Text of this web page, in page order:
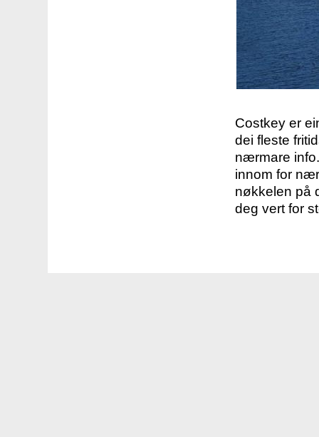
Costkey er
dei fleste
nærmare
innom for
nøkkelen på
deg vert for